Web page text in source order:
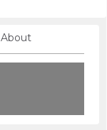
About